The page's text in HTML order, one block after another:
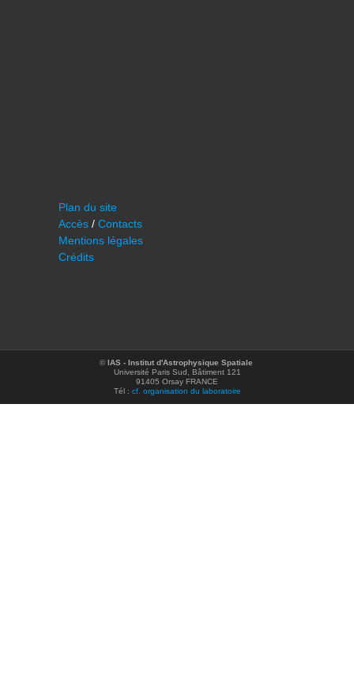
Plan du site
Accès / Contacts
Mentions légales
Crédits
©IAS - Institut d'Astrophysique Spatiale
Université Paris Sud, Bâtiment 121
91405 Orsay FRANCE
Tél : cf. organisation du laboratoire